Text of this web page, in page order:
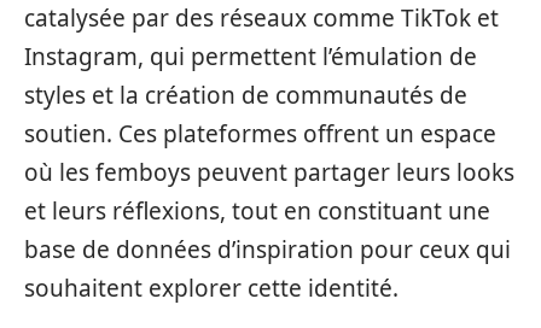
catalysée par des réseaux comme TikTok et
Instagram, qui permettent l’émulation de
styles et la création de communautés de
soutien. Ces plateformes offrent un espace
où les femboys peuvent partager leurs looks
et leurs réflexions, tout en constituant une
base de données d’inspiration pour ceux qui
souhaitent explorer cette identité.